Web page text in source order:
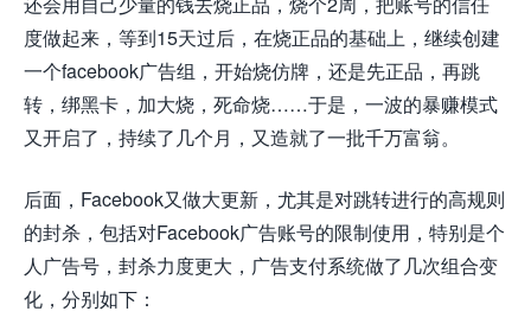
度做起来，等到15天过后，在烧正品的基础上，继续创建
一个facebook广告组，开始烧仿牌，还是先正品，再跳
转，绑黑卡，加大烧，死命烧……于是，一波的暴赚模式
又开启了，持续了几个月，又造就了一批千万富翁。
后面，Facebook又做大更新，尤其是对跳转进行的高规则
的封杀，包括对Facebook广告账号的限制使用，特别是个
人广告号，封杀力度更大，广告支付系统做了几次组合变
化，分别如下：